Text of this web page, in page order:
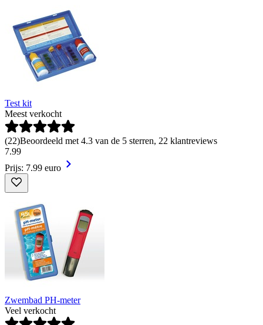
Test kit
Meest verkocht
(22)Beoordeeld met 4.3 van de 5 sterren, 22 klantreviews
7.99
Prijs: 7.99 euro
Zwembad PH-meter
Veel verkocht